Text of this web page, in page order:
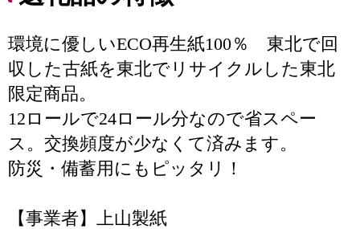
環境に優しいECO再生紙100％ 東北で回
収した古紙を東北でリサイクルした東北
限定商品。
12ロールで24ロール分なので省スペー
ス。交換頻度が少なくて済みます。
防災・備蓄用にもピッタリ！
【事業者】上山製紙